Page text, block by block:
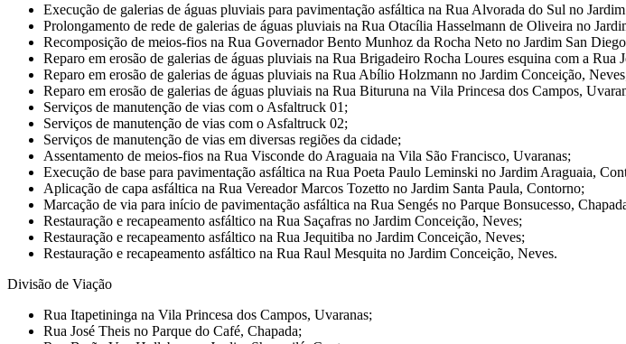
Execução de galerias de águas pluviais para pavimentação asfáltica na Rua Alvorada do Sul no
Prolongamento de rede de galerias de águas pluviais na Rua Otacília Hasselmann de Oliveira no
Recomposição de meios-fios na Rua Governador Bento Munhoz da Rocha Neto no Jardim San
Reparo em erosão de galerias de águas pluviais na Rua Brigadeiro Rocha Loures esquina com a
Reparo em erosão de galerias de águas pluviais na Rua Abílio Holzmann no Jardim Conceição,
Reparo em erosão de galerias de águas pluviais na Rua Bituruna na Vila Princesa dos Campos,
Serviços de manutenção de vias com o Asfaltruck 01;
Serviços de manutenção de vias com o Asfaltruck 02;
Serviços de manutenção de vias em diversas regiões da cidade;
Assentamento de meios-fios na Rua Visconde do Araguaia na Vila São Francisco, Uvaranas;
Execução de base para pavimentação asfáltica na Rua Poeta Paulo Leminski no Jardim Araguaia,
Aplicação de capa asfáltica na Rua Vereador Marcos Tozetto no Jardim Santa Paula, Contorno;
Marcação de via para início de pavimentação asfáltica na Rua Sengés no Parque Bonsucesso,
Restauração e recapeamento asfáltico na Rua Saçafras no Jardim Conceição, Neves;
Restauração e recapeamento asfáltico na Rua Jequitiba no Jardim Conceição, Neves;
Restauração e recapeamento asfáltico na Rua Raul Mesquita no Jardim Conceição, Neves.
Divisão de Viação
Rua Itapetininga na Vila Princesa dos Campos, Uvaranas;
Rua José Theis no Parque do Café, Chapada;